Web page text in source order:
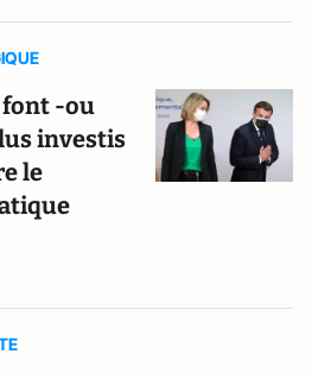
font -ou
investis
le